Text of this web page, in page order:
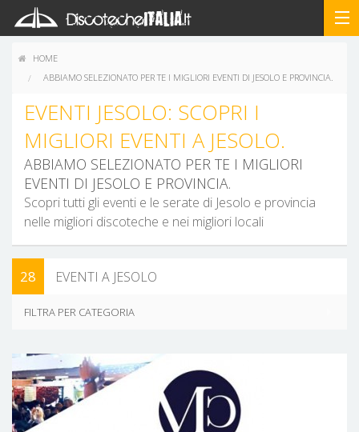
HOME
ABBIAMO SELEZIONATO PER TE I MIGLIORI EVENTI DI JESOLO E PROVINCIA.
EVENTI JESOLO: SCOPRI I
MIGLIORI EVENTI A JESOLO.
ABBIAMO SELEZIONATO PER TE I MIGLIORI
EVENTI DI JESOLO E PROVINCIA.
Scopri tutti gli eventi e le serate di Jesolo e provincia
nelle migliori discoteche e nei migliori locali
28 EVENTI A JESOLO
FILTRA PER CATEGORIA